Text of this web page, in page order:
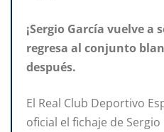
¡Sergio García vuelve a
regresa al conjunto
después.
El Real Club Deportivo
oficial el fichaje de